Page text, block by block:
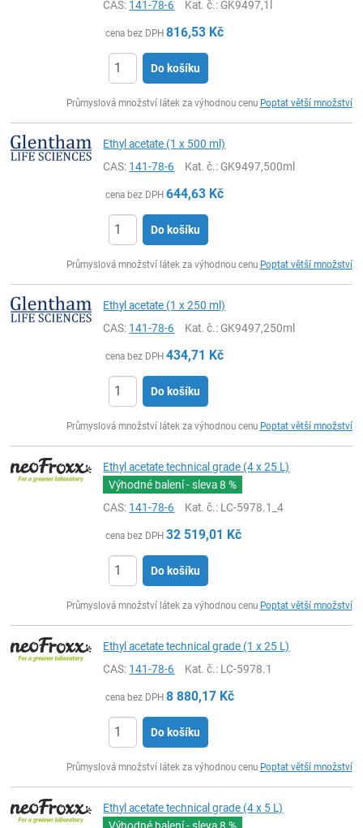
CAS: 141-78-6 Kat. č.: GK9497,1l
cena bez DPH 816,53 Kč
Do košíku
Průmyslová množství látek za výhodnou cenu Poptat větší množství
Ethyl acetate (1 x 500 ml)
CAS: 141-78-6 Kat. č.: GK9497,500ml
cena bez DPH 644,63 Kč
Do košíku
Průmyslová množství látek za výhodnou cenu Poptat větší množství
Ethyl acetate (1 x 250 ml)
CAS: 141-78-6 Kat. č.: GK9497,250ml
cena bez DPH 434,71 Kč
Do košíku
Průmyslová množství látek za výhodnou cenu Poptat větší množství
Ethyl acetate technical grade (4 x 25 L)
Výhodné balení - sleva8 %
CAS: 141-78-6 Kat. č.: LC-5978.1_4
cena bez DPH 32 519,01 Kč
Do košíku
Průmyslová množství látek za výhodnou cenu Poptat větší množství
Ethyl acetate technical grade (1 x 25 L)
CAS: 141-78-6 Kat. č.: LC-5978.1
cena bez DPH 8 880,17 Kč
Do košíku
Průmyslová množství látek za výhodnou cenu Poptat větší množství
Ethyl acetate technical grade (4 x 5 L)
Výhodné balení - sleva8 %